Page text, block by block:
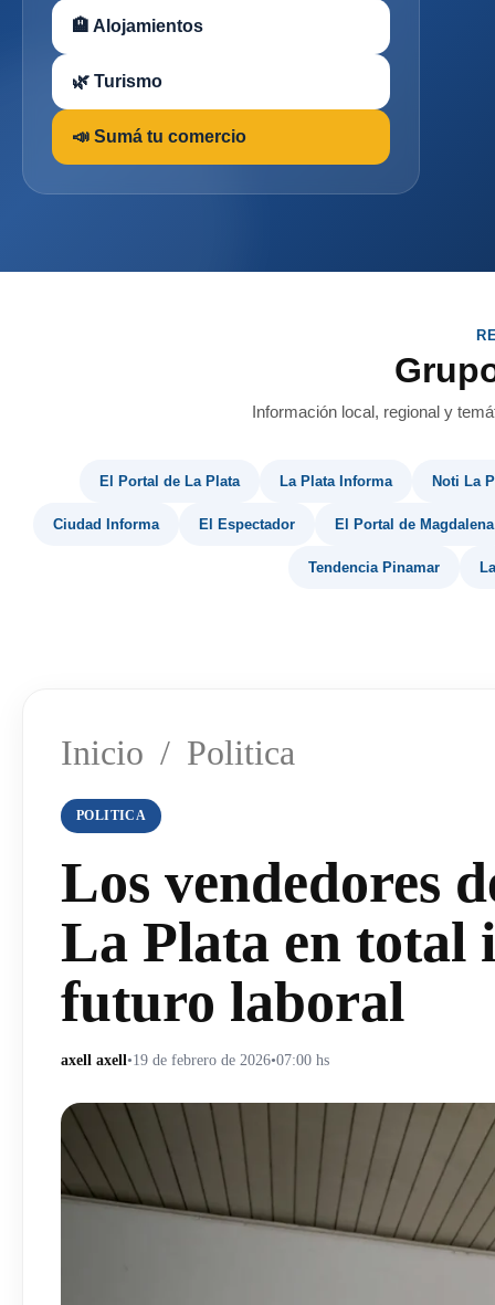
🏨 Alojamientos
🌿 Turismo
📣 Sumá tu comercio
Información local, regional y
El Portal de La Plata La Plata Informa Noti La
Ciudad Informa El Espectador El Portal de Magdalena
Tendencia Pinamar
Inicio / Politica
POLITICA
Los vendedores
La Plata en total
futuro laboral
axell axell•19 de febrero de 2026•07:00 hs